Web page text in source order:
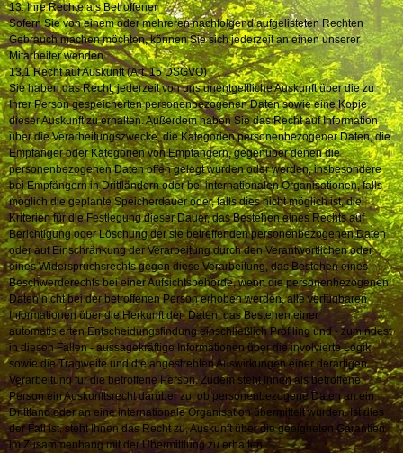
13. Ihre Rechte als Betroffener
Sofern Sie von einem oder mehreren nachfolgend aufgelisteten Rechten
Gebrauch machen möchten, können Sie sich jederzeit an einen unserer
Mitarbeiter wenden.
13.1 Recht auf Auskunft (Art. 15 DSGVO)
Sie haben das Recht, jederzeit von uns unentgeltliche Auskunft über die zu
Ihrer Person gespeicherten personenbezogenen Daten sowie eine Kopie
dieser Auskunft zu erhalten. Außerdem haben Sie das Recht auf Information
über die Verarbeitungszwecke, die Kategorien personenbezogener Daten, die
Empfänger oder Kategorien von Empfängern, gegenüber denen die
personenbezogenen Daten offen gelegt wurden oder werden, insbesondere
bei Empfängern in Drittländern oder bei internationalen Organisationen, falls
möglich die geplante Speicherdauer oder, falls dies nicht möglich ist, die
Kriterien für die Festlegung dieser Dauer, das Bestehen eines Rechts auf
Berichtigung oder Löschung der sie betreffenden personenbezogenen Daten
oder auf Einschränkung der Verarbeitung durch den Verantwortlichen oder
eines Widerspruchsrechts gegen diese Verarbeitung, das Bestehen eines
Beschwerderechts bei einer Aufsichtsbehörde, wenn die personenbezogenen
Daten nicht bei der betroffenen Person erhoben werden, alle verfügbaren
Informationen über die Herkunft der Daten, das Bestehen einer
automatisierten Entscheidungsfindung einschließlich Profiling und - zumindest
in diesen Fällen - aussagekräftige Informationen über die involvierte Logik
sowie die Tragweite und die angestrebten Auswirkungen einer derartigen
Verarbeitung für die betroffene Person. Zudem steht Ihnen als betroffene
Person ein Auskunftsrecht darüber zu, ob personenbezogene Daten an ein
Drittland oder an eine internationale Organisation übermittelt wurden. Ist dies
der Fall ist, steht Ihnen das Recht zu, Auskunft über die geeigneten Garantien
im Zusammenhang mit der Übermittlung zu erhalten.